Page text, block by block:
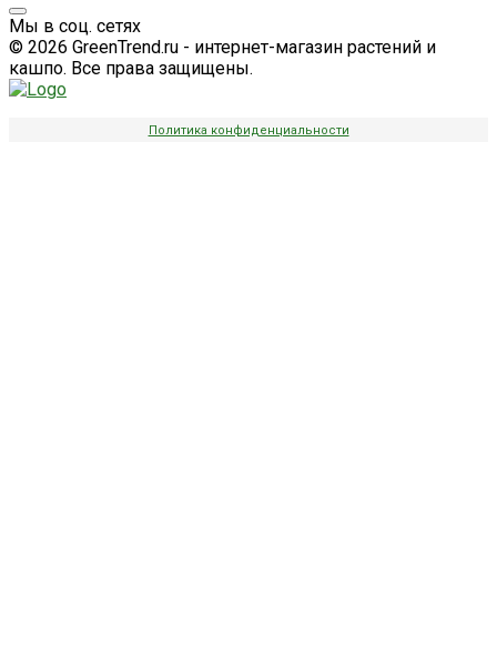
Мы в соц. сетях
© 2026 GreenTrend.ru - интернет-магазин растений и
кашпо. Все права защищены.
Политика конфиденциальности